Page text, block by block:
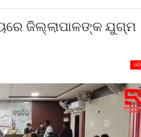
ଜିଲ୍ଲାପାଳଙ୍କ ଯୁଗ୍ମ